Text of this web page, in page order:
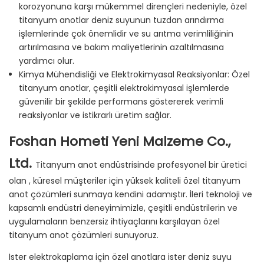
korozyonuna karşı mükemmel dirençleri nedeniyle, özel
titanyum anotlar deniz suyunun tuzdan arındırma
işlemlerinde çok önemlidir ve su arıtma verimliliğinin
artırılmasına ve bakım maliyetlerinin azaltılmasına
yardımcı olur.
Kimya Mühendisliği ve Elektrokimyasal Reaksiyonlar: Özel
titanyum anotlar, çeşitli elektrokimyasal işlemlerde
güvenilir bir şekilde performans göstererek verimli
reaksiyonlar ve istikrarlı üretim sağlar.
Foshan Hometi Yeni Malzeme Co.,
Ltd. Titanyum anot endüstrisinde profesyonel bir üretici
olan , küresel müşteriler için yüksek kaliteli özel titanyum
anot çözümleri sunmaya kendini adamıştır. İleri teknoloji ve
kapsamlı endüstri deneyimimizle, çeşitli endüstrilerin ve
uygulamaların benzersiz ihtiyaçlarını karşılayan özel
titanyum anot çözümleri sunuyoruz.
İster elektrokaplama için özel anotlara ister deniz suyu